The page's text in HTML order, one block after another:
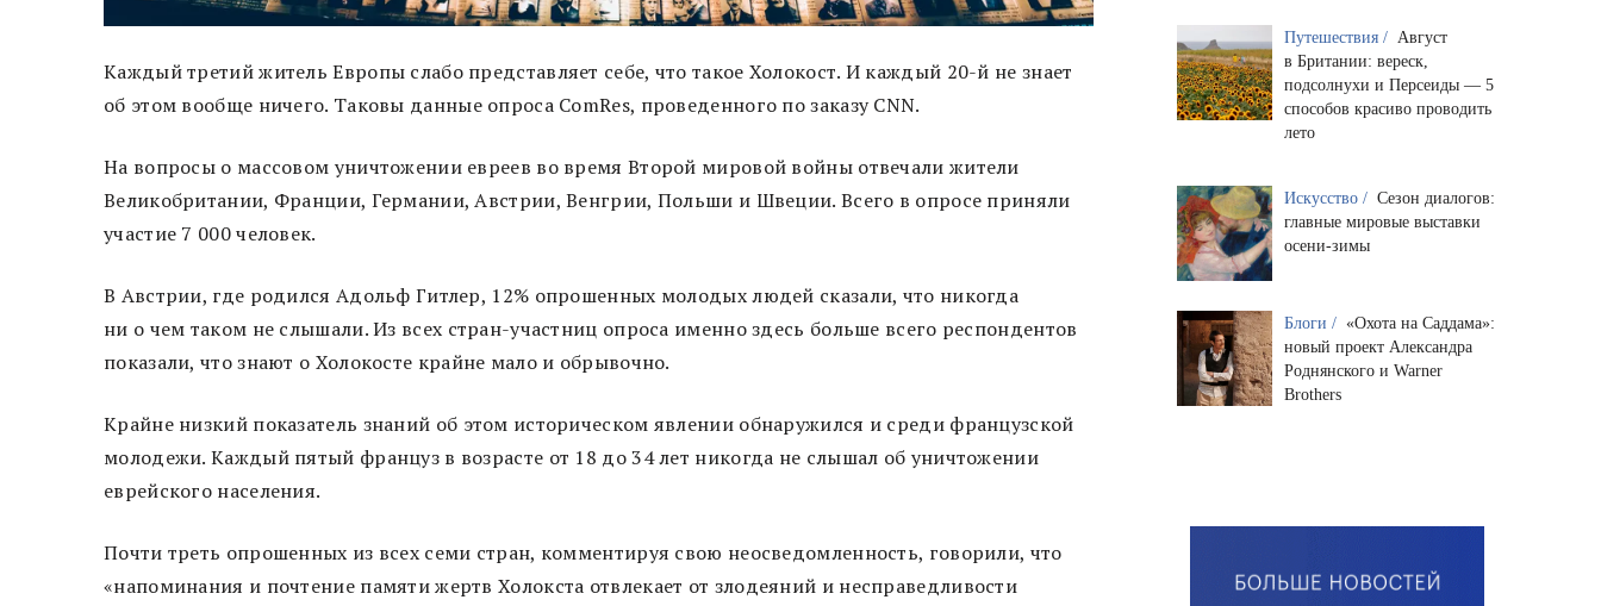
Каждый третий житель Европы слабо представляет себе, что такое Холокост. И каждый 20-й не знает
об этом вообще ничего. Таковы данные опроса ComRes, проведенного по заказу CNN.
На вопросы о массовом уничтожении евреев во время Второй мировой войны отвечали жители
Великобритании, Франции, Германии, Австрии, Венгрии, Польши и Швеции. Всего в опросе приняли
участие 7 000 человек.
В Австрии, где родился Адольф Гитлер, 12% опрошенных молодых людей сказали, что никогда
ни о чем таком не слышали. Из всех стран-участниц опроса именно здесь больше всего респондентов
показали, что знают о Холокосте крайне мало и обрывочно.
Крайне низкий показатель знаний об этом историческом явлении обнаружился и среди французской
молодежи. Каждый пятый француз в возрасте от 18 до 34 лет никогда не слышал об уничтожении
еврейского населения.
Почти треть опрошенных из всех семи стран, комментируя свою неосведомленность, говорили, что
«напоминания и почтение памяти жертв Холокста отвлекает от злодеяний и несправедливости
Путешествия / Август
в Британии: вереск,
подсолнухи и Персеиды — 5
способов красиво проводить
лето
Искусство / Сезон диалогов:
главные мировые выставки
осени-зимы
Блоги / «Охота на Саддама»:
новый проект Александра
Роднянского и Warner
Brothers